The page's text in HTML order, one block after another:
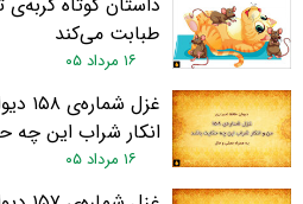
طبابت می‌کند
۱۶ مرداد ۰۵
غزل
انکار شراب این چه
۱۶ مرداد ۰۵